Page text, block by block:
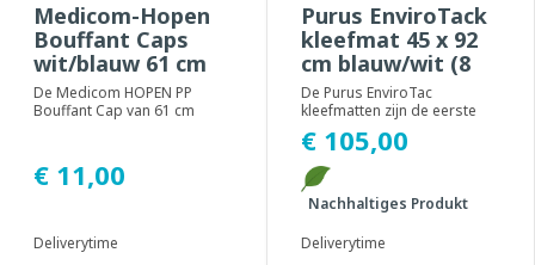
Medicom-Hopen
Bouffant Caps
wit/blauw 61 cm
(100 stuks)
De Medicom HOPEN PP
Bouffant Cap van 61 cm
hoofdbeschermi...
€ 11,00
Deliverytime
Purus EnviroTack
kleefmat 45 x 92
cm blauw/wit (8
stuks)
De Purus EnviroTac
kleefmatten zijn de eerste
vervuilingsbestrijdingsproducten
ter wereld ...
€ 105,00
Nachhaltiges Produkt
Deliverytime